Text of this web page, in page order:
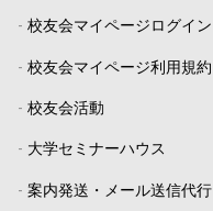
- 校友会マイページログイン
- 校友会マイページ利用規約
- 校友会活動
- 大学セミナーハウス
- 案内発送・メール送信代行